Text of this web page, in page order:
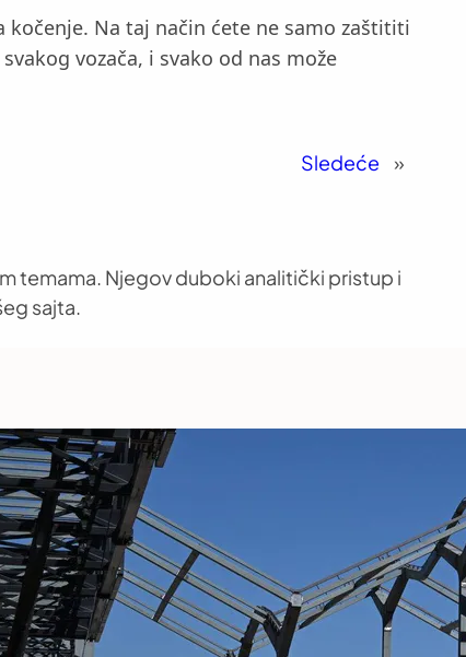
Na taj način ćete ne samo zaštititi
vozača, i svako od nas može
Sledeće »
temama. Njegov duboki analitički pristup i
sajta.